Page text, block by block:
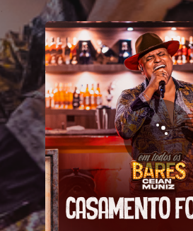
You're all set!